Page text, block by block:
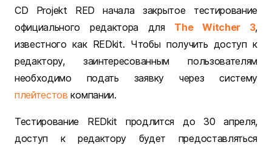
CD Projekt RED начала закрытое тестирование
официального редактора для The Witcher 3,
известного как REDkit. Чтобы получить доступ к
редактору, заинтересованным пользователям
необходимо подать заявку через систему
плейтестов компании.
Тестирование REDkit продлится до 30 апреля,
доступ к редактору будет предоставляться